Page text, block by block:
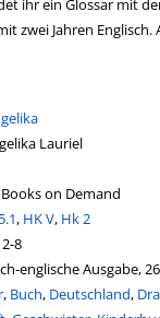
ihr ein Glossar mit
zwei Jahren Englisch.
diesem Verfasser
Lauriel
on Demand
Tab öffnen
dieser Systematik
5.1, HK V, Hk 2
8
englische Ausgabe,
, Buch, Deutschland,